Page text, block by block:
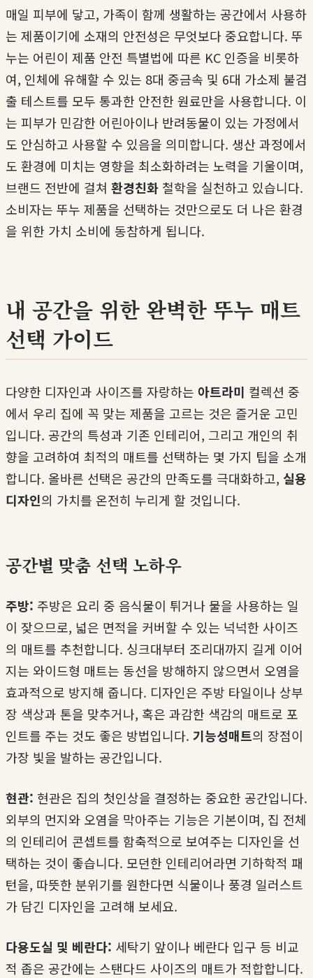
매일 피부에 닿고, 가족이 함께 생활하는 공간에서 사용하
는 제품이기에 소재의 안전성은 무엇보다 중요합니다. 뚜
누는 어린이 제품 안전 특별법에 따른 KC 인증을 비롯하
여, 인체에 유해할 수 있는 8대 중금속 및 6대 가소제 불검
출 테스트를 모두 통과한 안전한 원료만을 사용합니다. 이
는 피부가 민감한 어린아이나 반려동물이 있는 가정에서
도 안심하고 사용할 수 있음을 의미합니다. 생산 과정에서
도 환경에 미치는 영향을 최소화하려는 노력을 기울이며,
브랜드 전반에 걸쳐 환경친화 철학을 실천하고 있습니다.
소비자는 뚜누 제품을 선택하는 것만으로도 더 나은 환경
을 위한 가치 소비에 동참하게 됩니다.
내 공간을 위한 완벽한 뚜누 매트
선택 가이드
다양한 디자인과 사이즈를 자랑하는 아트라미 컬렉션 중
에서 우리 집에 꼭 맞는 제품을 고르는 것은 즐거운 고민
입니다. 공간의 특성과 기존 인테리어, 그리고 개인의 취
향을 고려하여 최적의 매트를 선택하는 몇 가지 팁을 소개
합니다. 올바른 선택은 공간의 만족도를 극대화하고, 실용
디자인의 가치를 온전히 누리게 할 것입니다.
공간별 맞춤 선택 노하우
주방: 주방은 요리 중 음식물이 튀거나 물을 사용하는 일
이 잦으므로, 넓은 면적을 커버할 수 있는 넉넉한 사이즈
의 매트를 추천합니다. 싱크대부터 조리대까지 길게 이어
지는 와이드형 매트는 동선을 방해하지 않으면서 오염을
효과적으로 방지해 줍니다. 디자인은 주방 타일이나 상부
장 색상과 톤을 맞추거나, 혹은 과감한 색감의 매트로 포
인트를 주는 것도 좋은 방법입니다. 기능성매트의 장점이
가장 빛을 발하는 공간입니다.
현관: 현관은 집의 첫인상을 결정하는 중요한 공간입니다.
외부의 먼지와 오염을 막아주는 기능은 기본이며, 집 전체
의 인테리어 콘셉트를 함축적으로 보여주는 디자인을 선
택하는 것이 좋습니다. 모던한 인테리어라면 기하학적 패
턴을, 따뜻한 분위기를 원한다면 식물이나 풍경 일러스트
가 담긴 디자인을 고려해 보세요.
다용도실 및 베란다: 세탁기 앞이나 베란다 입구 등 비교
적 좁은 공간에는 스탠다드 사이즈의 매트가 적합합니다.